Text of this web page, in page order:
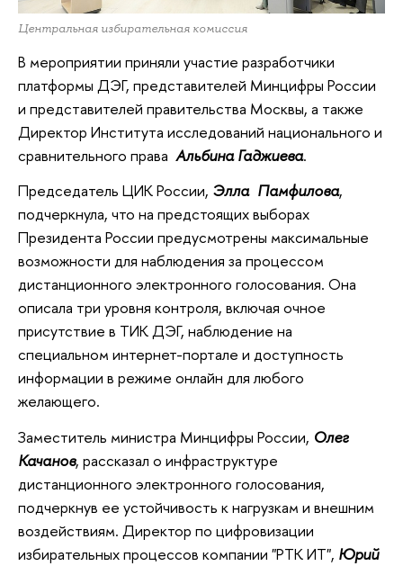
Центральная избирательная комиссия
В мероприятии приняли участие разработчики
платформы ДЭГ, представителей Минцифры России
и представителей правительства Москвы, а также
Директор Института исследований национального и
сравнительного права Альбина Гаджиева.
Председатель ЦИК России, Элла Памфилова,
подчеркнула, что на предстоящих выборах
Президента России предусмотрены максимальные
возможности для наблюдения за процессом
дистанционного электронного голосования. Она
описала три уровня контроля, включая очное
присутствие в ТИК ДЭГ, наблюдение на
специальном интернет-портале и доступность
информации в режиме онлайн для любого
желающего.
Заместитель министра Минцифры России, Олег
Качанов, рассказал о инфраструктуре
дистанционного электронного голосования,
подчеркнув ее устойчивость к нагрузкам и внешним
воздействиям. Директор по цифровизации
избирательных процессов компании "РТК ИТ", Юрий